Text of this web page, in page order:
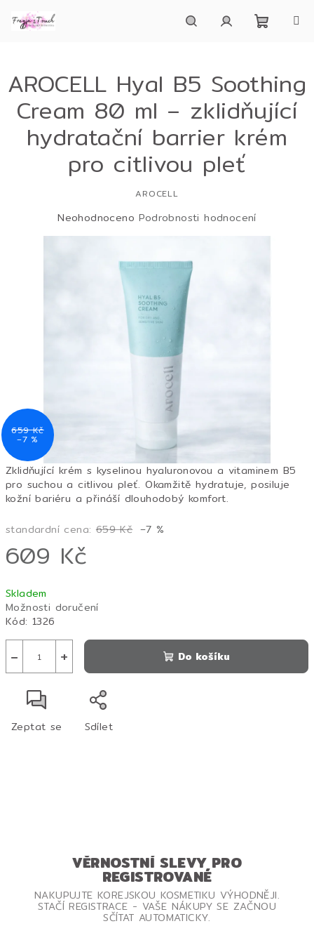
obsah
košík
Zklidňující krém s kyselinou hyaluronovou a vitaminem B5
pro suchou a citlivou pleť. Okamžitě hydratuje, posiluje
kožní bariéru a přináší dlouhodobý komfort.
standardní cena: 659 Kč –7 %
609 Kč
cena:
Skladem
Možnosti doručení
Kód: 1326
+
− Do košíku
Zeptat se Sdílet
AROCELL Hyal B5 Soothing
Cream 80 ml – zklidňující
hydratační barrier krém
pro citlivou pleť
AROCELL
Průměrné
Neohodnoceno Podrobnosti hodnocení
659 Kč
–7 %
VĚRNOSTNÍ SLEVY PRO
REGISTROVANÉ
NAKUPUJTE KOREJSKOU KOSMETIKU VÝHODNĚJI.
STAČÍ REGISTRACE - VAŠE NÁKUPY SE ZAČNOU
SČÍTAT AUTOMATICKY.